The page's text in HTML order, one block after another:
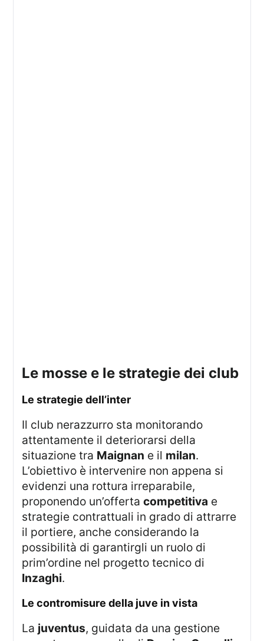
le mosse e le strategie dei club
le strategie dell’inter
Il club nerazzurro sta monitorando
attentamente il deteriorarsi della
situazione tra Maignan e il milan.
L’obiettivo è intervenire non appena si
evidenzi una rottura irreparabile,
proponendo un’offertacompetitiva e
strategie contrattuali in grado di attrarre
il portiere, anche considerando la
possibilità di garantirgli un ruolo di
prim’ordine nel progetto tecnico di
Inzaghi.
le contromisure della juve in vista
La juventus, guidata da una gestione